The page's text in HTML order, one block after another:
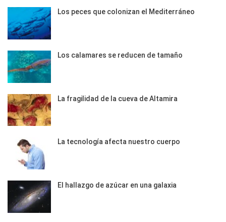
Los peces que colonizan el Mediterráneo
Los calamares se reducen de tamaño
La fragilidad de la cueva de Altamira
La tecnología afecta nuestro cuerpo
El hallazgo de azúcar en una galaxia